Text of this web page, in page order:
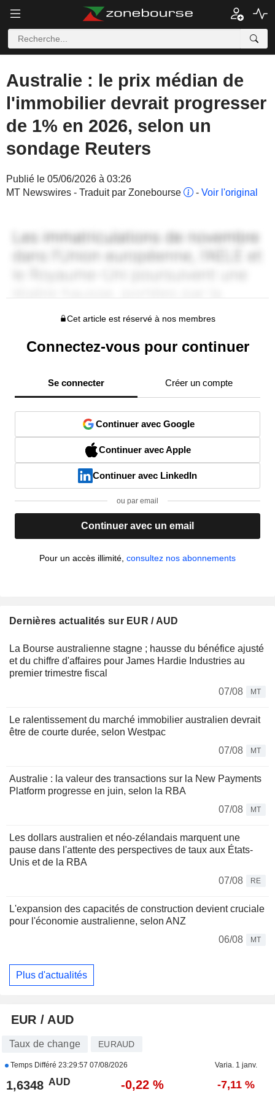
Australie : le prix médian de
l'immobilier devrait progresser
de 1% en 2026, selon un
sondage Reuters
Publié le 05/06/2026 à 03:26
MT Newswires - Traduit par Zonebourse
- Voir l'original
Cet article est réservé à nos membres
Connectez-vous pour continuer
Se connecter Créer un compte
Continuer avec Google
Continuer avec Apple
Continuer avec LinkedIn
ou par email
Continuer avec un email
Pour un accès illimité, consultez nos abonnements
Dernières actualités sur EUR / AUD
La Bourse australienne stagne ; hausse du bénéfice ajusté
et du chiffre d'affaires pour James Hardie Industries au
premier trimestre fiscal
07/08
MT
Le ralentissement du marché immobilier australien devrait
être de courte durée, selon Westpac
07/08
MT
Australie : la valeur des transactions sur la New Payments
Platform progresse en juin, selon la RBA
07/08
MT
Les dollars australien et néo-zélandais marquent une
pause dans l'attente des perspectives de taux aux États-
Unis et de la RBA
07/08
RE
L'expansion des capacités de construction devient cruciale
pour l'économie australienne, selon ANZ
06/08
MT
Plus d'actualités
EUR / AUD
Taux de change EURAUD
Temps Différé 23:29:57 07/08/2026 Varia. 1 janv.
1,6348 AUD -0,22 % -7,11 %